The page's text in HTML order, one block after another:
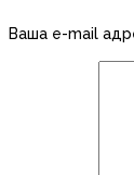
Ваша e-mail